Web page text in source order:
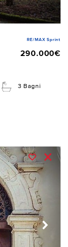
RE/MAX Sprint
290.000€
3 Bagni